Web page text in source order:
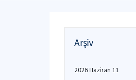
Arşiv
2026 Haziran 11